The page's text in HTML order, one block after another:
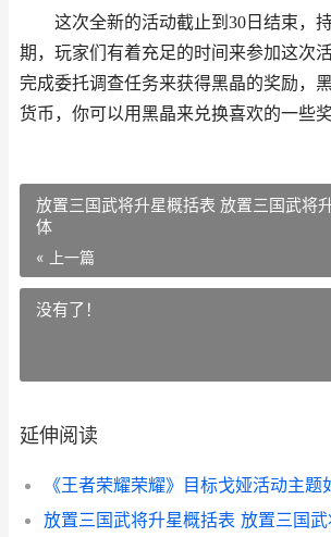
这次全新的活动截止到30日结束，持
期，玩家们有着充足的时间来参加这次
完成委托调查任务来获得黑晶的奖励，
货币，你可以用黑晶来兑换喜欢的一些奖
放置三国武将升星概括表 放置三国武将
体
« 上一篇
没有了！
延伸阅读